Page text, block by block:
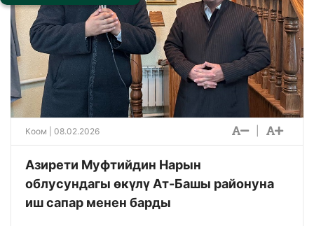
Коом | 08.02.2026
Азирети Муфтийдин Нарын
облусундагы өкүлү Ат-Башы районуна
иш сапар менен барды